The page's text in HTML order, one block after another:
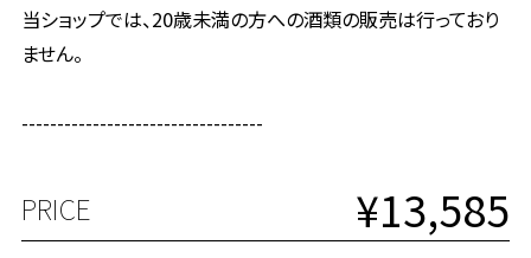
当ショップでは、20歳未満の方への酒類の販売は行っており
ません。
----------------------------------
PRICE ¥13,585